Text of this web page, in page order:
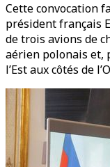
Cette convocation
président français
de trois avions de
aérien polonais et,
l’Est aux côtés de